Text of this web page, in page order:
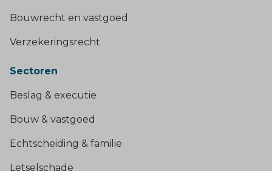
Bouwrecht en vastgoed
Verzekeringsrecht
Sectoren
Beslag & executie
Bouw & vastgoed
Echtscheiding & familie
Letselschade